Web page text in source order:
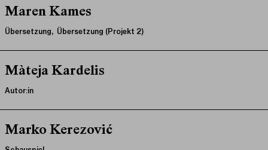
Maren Kames
Übersetzung, Übersetzung (Projekt 2)
Màteja Kardelis
Autor:in
Marko Kerezović